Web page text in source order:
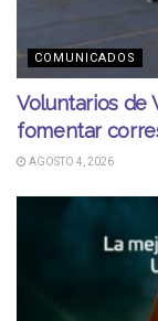
COMUNICADOS
Voluntarios de
fomentar
AGOSTO 4, 2026